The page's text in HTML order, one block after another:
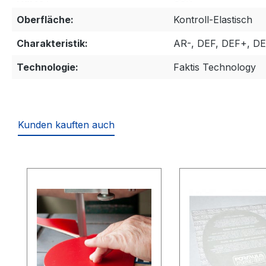
Oberfläche:
Kontroll-Elastisch
Charakteristik:
AR-, DEF, DEF+,
Technologie:
Faktis Technology
Kunden kauften auch